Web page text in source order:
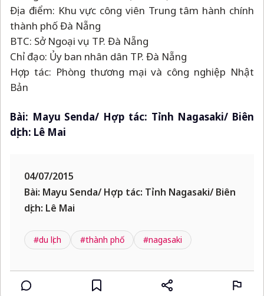
Địa điểm: Khu vực công viên Trung tâm hành chính
thành phố Đà Nẵng
BTC: Sở Ngoại vụ TP. Đà Nẵng
Chỉ đạo: Ủy ban nhân dân TP. Đà Nẵng
Hợp tác: Phòng thương mại và công nghiệp Nhật
Bản
Bài: Mayu Senda/ Hợp tác: Tỉnh Nagasaki/ Biên
dịch: Lê Mai
04/07/2015
Bài: Mayu Senda/ Hợp tác: Tỉnh Nagasaki/ Biên
dịch: Lê Mai
#du lịch #thành phố #nagasaki